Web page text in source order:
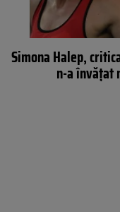
Simona Halep,
n-a învăţat